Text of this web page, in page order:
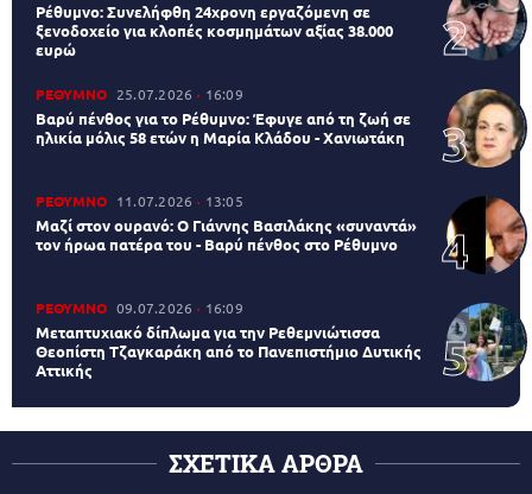
Ρέθυμνο: Συνελήφθη 24χρονη εργαζόμενη σε
ξενοδοχείο για κλοπές κοσμημάτων αξίας 38.000
ευρώ
ΡΕΘΥΜΝΟ 25.07.2026 16:09
Βαρύ πένθος για το Ρέθυμνο: Έφυγε από τη ζωή σε
ηλικία μόλις 58 ετών η Μαρία Κλάδου - Χανιωτάκη
ΡΕΘΥΜΝΟ 11.07.2026 13:05
Μαζί στον ουρανό: Ο Γιάννης Βασιλάκης «συναντά»
τον ήρωα πατέρα του - Βαρύ πένθος στο Ρέθυμνο
ΡΕΘΥΜΝΟ 09.07.2026 16:09
Μεταπτυχιακό δίπλωμα για την Ρεθεμνιώτισσα
Θεοπίστη Τζαγκαράκη από το Πανεπιστήμιο Δυτικής
Αττικής
ΣΧΕΤΙΚΑ ΑΡΘΡΑ